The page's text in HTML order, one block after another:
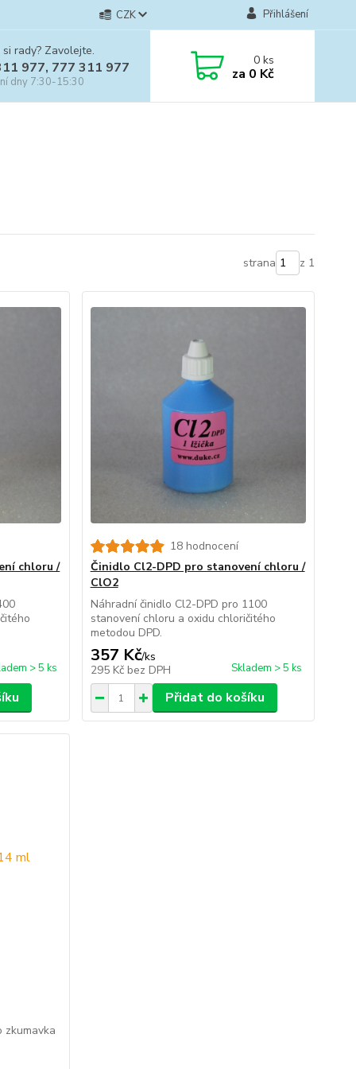
CZK Přihlášení
rady? Zavolejte.
977, 777 311 977
dny 7:30-15:30
0ks
za 0 Kč
strana z 1
chloru /
> 5 ks
18 hodnocení
Činidlo Cl2-DPD pro stanovení chloru /
ClO2
Náhradní činidlo Cl2-DPD pro 1100
stanovení chloru a oxidu chloričitého
metodou DPD.
357 Kč/ks
295 Kč bez DPH Skladem > 5 ks
Přidat do košíku
zkumavka